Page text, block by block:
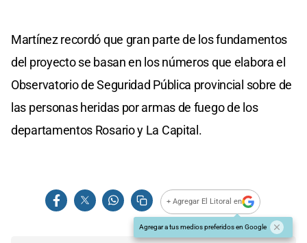
Martínez recordó que gran parte de los fundamentos
del proyecto se basan en los números que elabora el
Observatorio de Seguridad Pública provincial sobre de
las personas heridas por armas de fuego de los
departamentos Rosario y La Capital.
+ Agregar El Litoral en
Agregar a tus medios preferidos en Google